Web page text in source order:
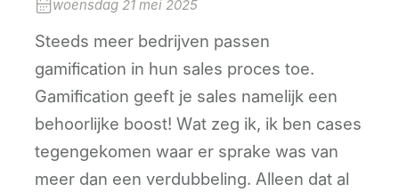
woensdag 21 mei 2025
Steeds meer bedrijven passen
gamification in hun sales proces toe.
Gamification geeft je sales namelijk een
behoorlijke boost! Wat zeg ik, ik ben cases
tegengekomen waar er sprake was van
meer dan een verdubbeling. Alleen dat al